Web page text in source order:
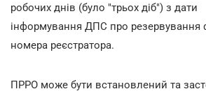
робочих днів (було "трьох діб") з дати
інформування ДПС про резервування
номера реєстратора.
ПРРО може бути встановлений та